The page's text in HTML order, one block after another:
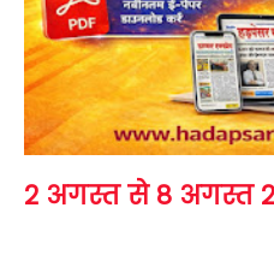
2 अगस्त से 8 अगस्त